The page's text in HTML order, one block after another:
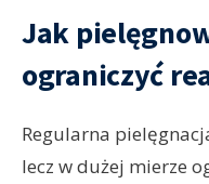
Jak
ograniczyć
Regularna
lecz w dużej mierze